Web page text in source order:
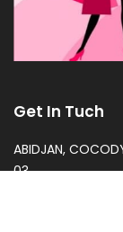
Get In Tuch
ABIDJAN,
03